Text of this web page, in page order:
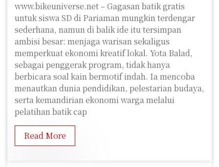
www.bikeuniverse.net – Gagasan batik gratis
untuk siswa SD di Pariaman mungkin terdengar
sederhana, namun di balik ide itu tersimpan
ambisi besar: menjaga warisan sekaligus
memperkuat ekonomi kreatif lokal. Yota Balad,
sebagai penggerak program, tidak hanya
berbicara soal kain bermotif indah. Ia mencoba
menautkan dunia pendidikan, pelestarian budaya,
serta kemandirian ekonomi warga melalui
pelatihan batik cap
Read More